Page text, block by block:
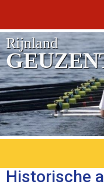
Rijnland
Historische